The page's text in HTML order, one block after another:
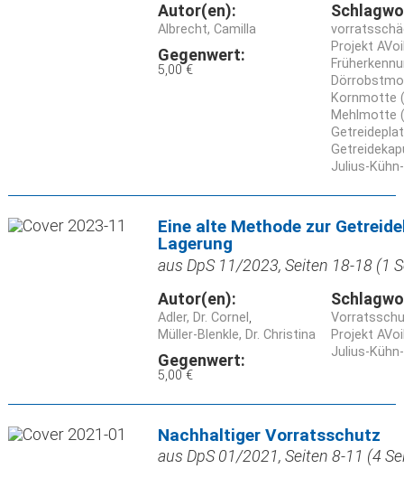
Autor(en):
Albrecht, Camilla
Gegenwert:
5,00 €
Projekt
Kornmotte
Mehlmotte
Julius-
Eine alte Methode zur
Lagerung
aus DpS 11/2023, Seiten 18-18 (1
Autor(en):
Adler, Dr. Cornel
Müller-Blenkle, Dr. Christina
Gegenwert:
5,00 €
Projekt
Julius-
Nachhaltiger Vorratsschutz
aus DpS 01/2021, Seiten 8-11 (4